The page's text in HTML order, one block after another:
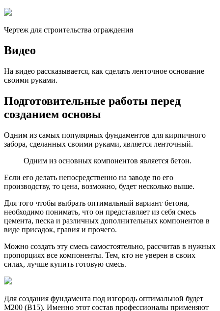
Чертеж для строительства ограждения
Видео
На видео рассказывается, как сделать ленточное основание
своими руками.
Подготовительные работы перед
созданием основы
Одним из самых популярных фундаментов для кирпичного
забора, сделанных своими руками, является ленточный.
Одним из основных компонентов является бетон.
Если его делать непосредственно на заводе по его
производству, то цена, возможно, будет несколько выше.
Для того чтобы выбрать оптимальный вариант бетона,
необходимо понимать, что он представляет из себя смесь
цемента, песка и различных дополнительных компонентов в
виде присадок, гравия и прочего.
Можно создать эту смесь самостоятельно, рассчитав в нужных
пропорциях все компоненты. Тем, кто не уверен в своих
силах, лучше купить готовую смесь.
Для создания фундамента под изгородь оптимальной будет
М200 (В15). Именно этот состав профессионалы применяют